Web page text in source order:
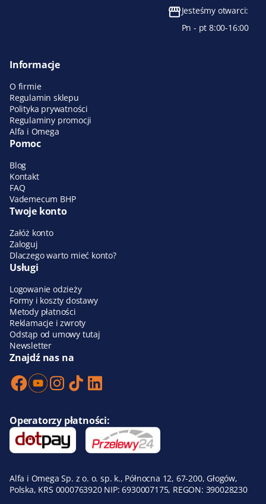
Jesteśmy otwarci:
Pn - pt 8:00-16:00
Informacje
O firmie
Regulamin sklepu
Polityka prywatności
Regulaminy promocji
Alfa i Omega
Pomoc
Blog
Kontakt
FAQ
Vademecum BHP
Twoje konto
Załóż konto
Zaloguj
Dlaczego warto mieć konto?
Usługi
Logowanie odzieży
Formy i koszty dostawy
Metody płatności
Reklamacje i zwroty
Odstąp od umowy tutaj
Newsletter
Znajdź nas na
Operatorzy płatności:
Alfa i Omega Sp. z o. o. sp. k., Północna 12, 67-200, Głogów,
Polska, KRS 0000763920 NIP: 6930007175, REGON: 390028230